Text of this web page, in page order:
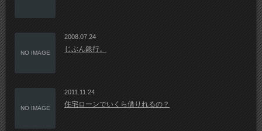
NO IMAGE
2008.07.24
じぶん銀行。
NO IMAGE
2011.11.24
住宅ローンでいくら借りれるの？